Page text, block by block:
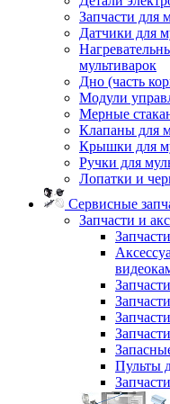
Запчасти для
Датчики для
мультиварок
Дно (часть
Модули
Мерные
Клапаны для
Крышки для
Ручки для
Лопатки и
Сервисные
Запчасти и
Пульты